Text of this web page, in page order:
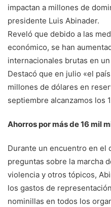
impactan a millones de
presidente Luis Abinader.
Reveló que debido a las
económico, se han
internacionales brutas en un
Destacó que en julio «el
millones de dólares en
septiembre alcanzamos los
Ahorros por más de 16 mil
Durante un encuentro en el
preguntas sobre la marcha
violencia y otros tópicos,
los gastos de
nominillas en todos los